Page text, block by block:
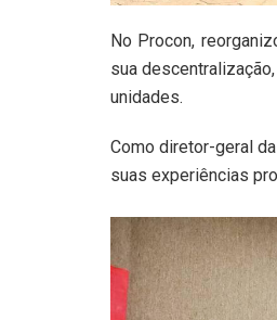
No Procon,
sua
unidades.
Como diretor-geral
suas experiências